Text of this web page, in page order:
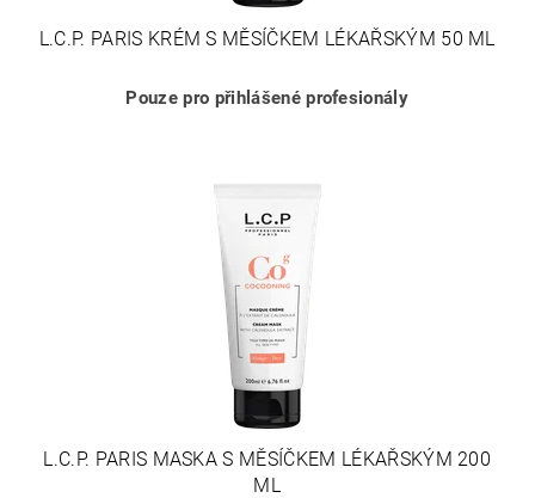
L.C.P. PARIS KRÉM S MĚSÍČKEM LÉKAŘSKÝM 50 ML
Pouze pro přihlášené profesionály
L.C.P. PARIS MASKA S MĚSÍČKEM LÉKAŘSKÝM 200
ML